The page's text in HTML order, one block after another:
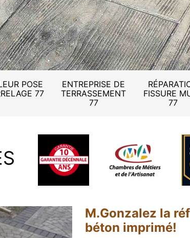
POSE
77
ENTREPRISE DE
TERRASSEMENT
77
FISSURE
77
M.Gonzalez la
béton imprimé!